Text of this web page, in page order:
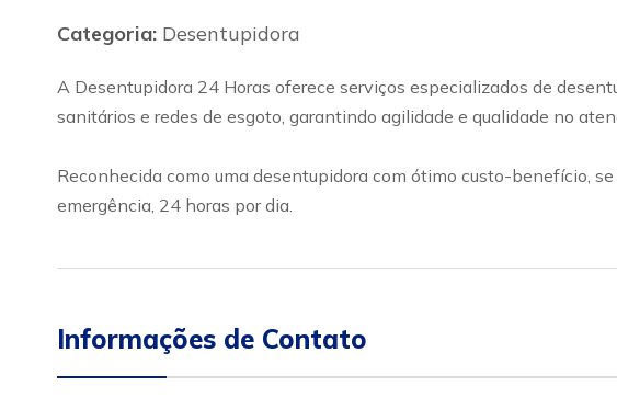
Categoria: Desentupidora
A Desentupidora 24 Horas oferece serviços especializados de
sanitários e redes de esgoto, garantindo agilidade e qualidade no
Reconhecida como uma desentupidora com ótimo custo-benefício,
emergência, 24 horas por dia.
Informações de Contato